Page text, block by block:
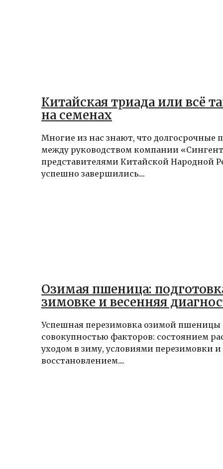
Китайская триада или всё
на семенах
Многие из нас знают, что долгосрочные
между руководством компании
представителями Китайской Народной
успешно завершились....
Озимая пшеница:
зимовке и весенняя
Успешная перезимовка озимой пшеницы
совокупностью факторов: состоянием
уходом в зиму, условиями перезимовки
восстановлением....